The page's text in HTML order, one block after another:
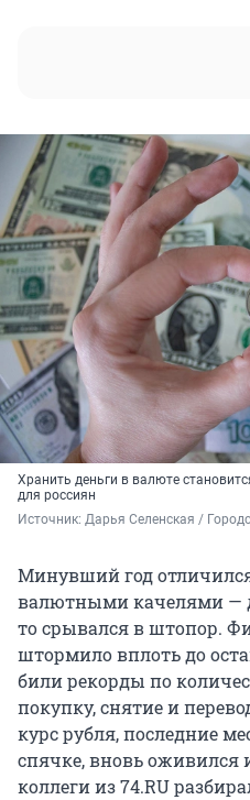
Хранить деньги в валюте
для россиян
Источник: Дарья Селенская /
Минувший год
валютными качелями —
то срывался в штопор.
штормило вплоть до
били рекорды по
покупку, снятие и
курс рубля, последние
спячке, вновь оживился
коллеги из 74.RU